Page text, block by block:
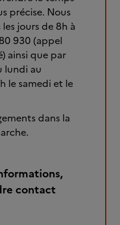
précise. Nous
jours de 8h à
930 (appel
ainsi que par
lundi au
le samedi et le
dans la
contact